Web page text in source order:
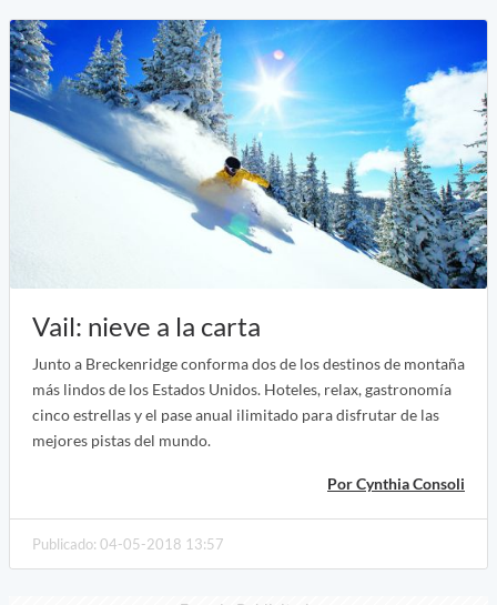
Vail: nieve a la carta
Junto a Breckenridge conforma dos de los destinos de montaña
más lindos de los Estados Unidos. Hoteles, relax, gastronomía
cinco estrellas y el pase anual ilimitado para disfrutar de las
mejores pistas del mundo.
Por Cynthia Consoli
Publicado: 04-05-2018 13:57